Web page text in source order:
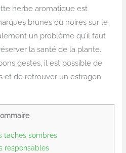
herbe aromatique est
brunes ou noires sur le
un problème qu’il faut
la santé de la plante.
gestes, il est possible de
et de retrouver un estragon
taches sombres
responsables